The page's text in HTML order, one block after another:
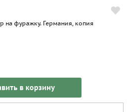
на фуражку. Германия, копия
в корзину